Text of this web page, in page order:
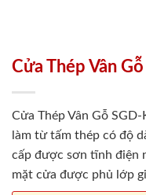
Cửa Thép Vân
Cửa Thép Vân Gỗ
làm từ tấm thép có độ
cấp được sơn tĩnh điện
mặt cửa được phủ lớp